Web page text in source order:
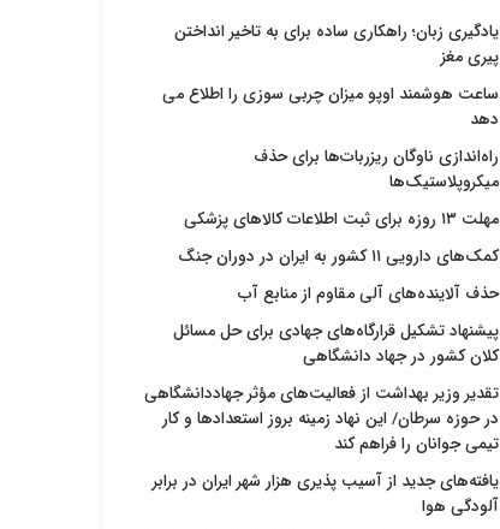
یادگیری زبان؛ راهکاری ساده برای به تاخیر انداختن
پیری مغز
ساعت هوشمند اوپو میزان چربی سوزی را اطلاع می
دهد
راه‌اندازی ناوگان ریزربات‌ها برای حذف
میکروپلاستیک‌ها
مهلت ۱۳ روزه برای ثبت اطلاعات کالاهای پزشکی
کمک‌های دارویی ۱۱ کشور به ایران در دوران جنگ
حذف آلاینده‌های آلی مقاوم از منابع آب
پیشنهاد تشکیل قرارگاه‌های جهادی برای حل مسائل
کلان کشور در جهاد دانشگاهی
تقدیر وزیر بهداشت از فعالیت‌های مؤثر جهاددانشگاهی
در حوزه سرطان/ این نهاد زمینه بروز استعدادها و کار
تیمی جوانان را فراهم کند
یافته‌های جدید از آسیب پذیری هزار شهر ایران در برابر
آلودگی هوا